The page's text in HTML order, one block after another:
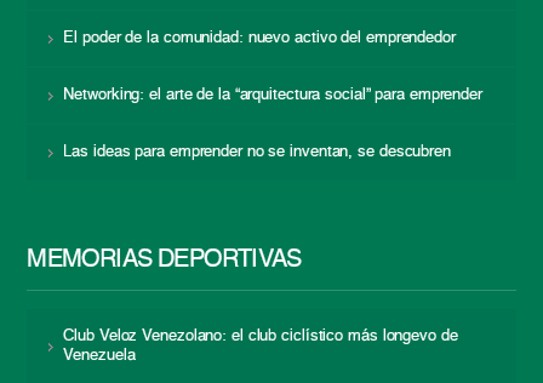
El poder de la comunidad: nuevo activo del emprendedor
Networking: el arte de la “arquitectura social” para emprender
Las ideas para emprender no se inventan, se descubren
MEMORIAS DEPORTIVAS
Club Veloz Venezolano: el club ciclístico más longevo de
Venezuela